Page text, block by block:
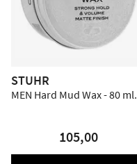
STUHR
MEN Hard Mud Wax - 80 ml.
105,00